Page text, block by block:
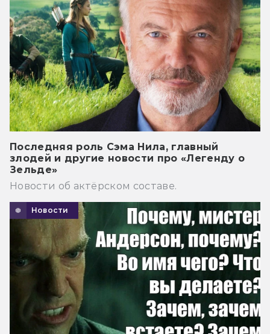
Последняя роль Сэма Нила, главный
злодей и другие новости про «Легенду о
Зельде»
Новости об актёрском составе.
Новости